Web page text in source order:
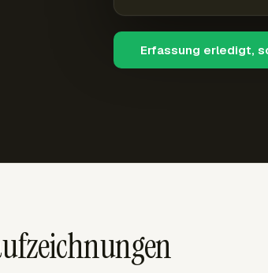
Erfassung erledigt,